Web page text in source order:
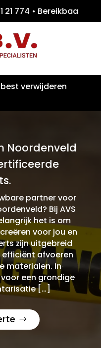
21 21 774 •
verwijderen
Noordenveld
partner voor
Bij AVS
het is om
voor jou en
zijn uitgebreid
afvoeren
materialen. In
een grondige
[…]